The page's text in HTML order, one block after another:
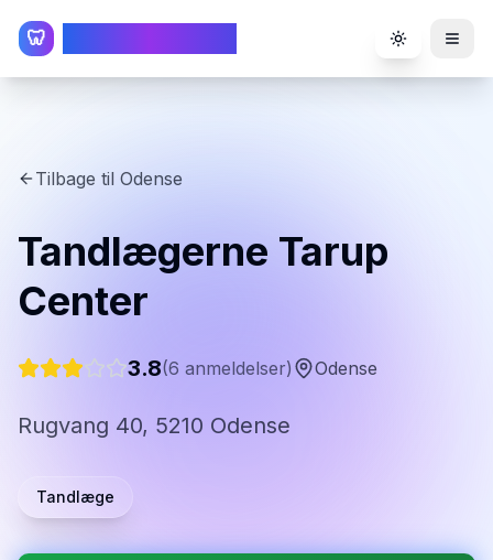
🦷 Toggle
Tilbage til Odense
Tandlægerne Tarup
Center
3.8(6 anmeldelser) Odense
Rugvang 40, 5210 Odense
Tandlæge